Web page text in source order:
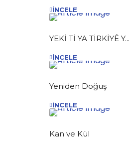
İNCELE
YEKİ Tİ YA TİRKİYÊ Y...
İNCELE
Yeniden Doğuş
İNCELE
Kan ve Kül